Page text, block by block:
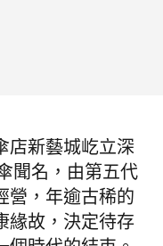
店新藝城屹立深
聞名，由第五代
營，年逾古稀的
緣故，決定待存